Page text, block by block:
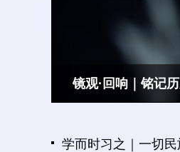
镜观·回响｜铭记
学而时习之｜一切